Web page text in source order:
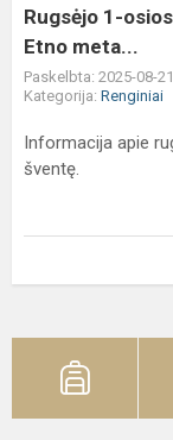
žinių
šventė
-
Etno
Rugsėjo 1-
Etno meta...
Paskelbta: 2025-08-21
Kategorija: Renginiai
Informacija apie
šventę.